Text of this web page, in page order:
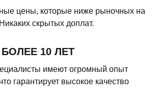
цены, которые ниже рыночных на
скрытых доплат.
10 ЛЕТ
имеют огромный опыт
гарантирует высокое качество